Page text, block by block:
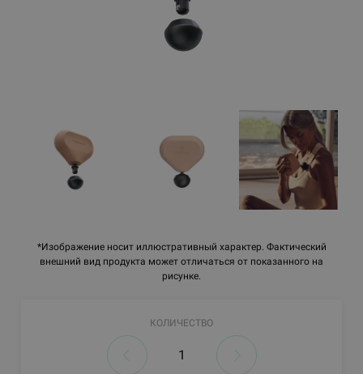
*Изображение носит иллюстративный характер. Фактический
внешний вид продукта может отличаться от показанного на
рисунке.
КОЛИЧЕСТВО